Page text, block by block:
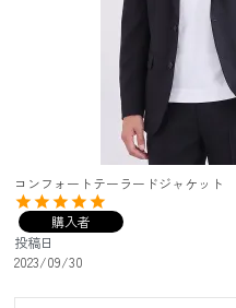
コンフォートテーラードジャケット
購入者
投稿日
2023/09/30